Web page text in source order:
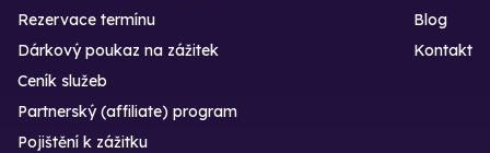
Rezervace termínu
Dárkový poukaz na zážitek
Blog
Kontakt
Ceník služeb
Partnerský (affiliate) program
Pojištění k zážitku